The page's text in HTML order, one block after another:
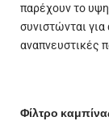
παρέχουν το
συνιστώνται
αναπνευστικές
Φίλτρο